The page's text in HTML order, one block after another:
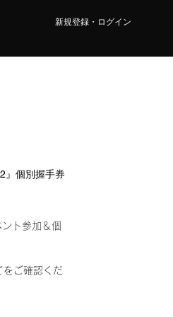
新規登録・ログイン
』個別握手券
ト参加＆個
をご確認くだ